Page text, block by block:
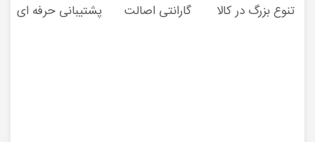
تنوع بزرگ در کالا گارانتی اصالت پشتیبانی حرفه ای